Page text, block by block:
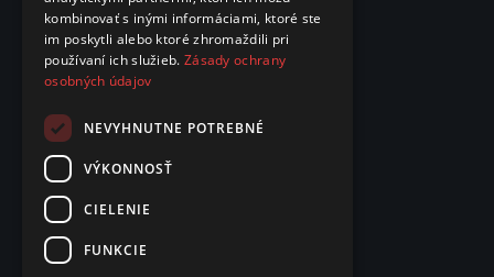
kombinovať s inými informáciami, ktoré ste
im poskytli alebo ktoré zhromaždili pri
používaní ich služieb. Zásady ochrany
osobných údajov
NEVYHNUTNE POTREBNÉ
VÝKONNOSŤ
CIELENIE
FUNKCIE